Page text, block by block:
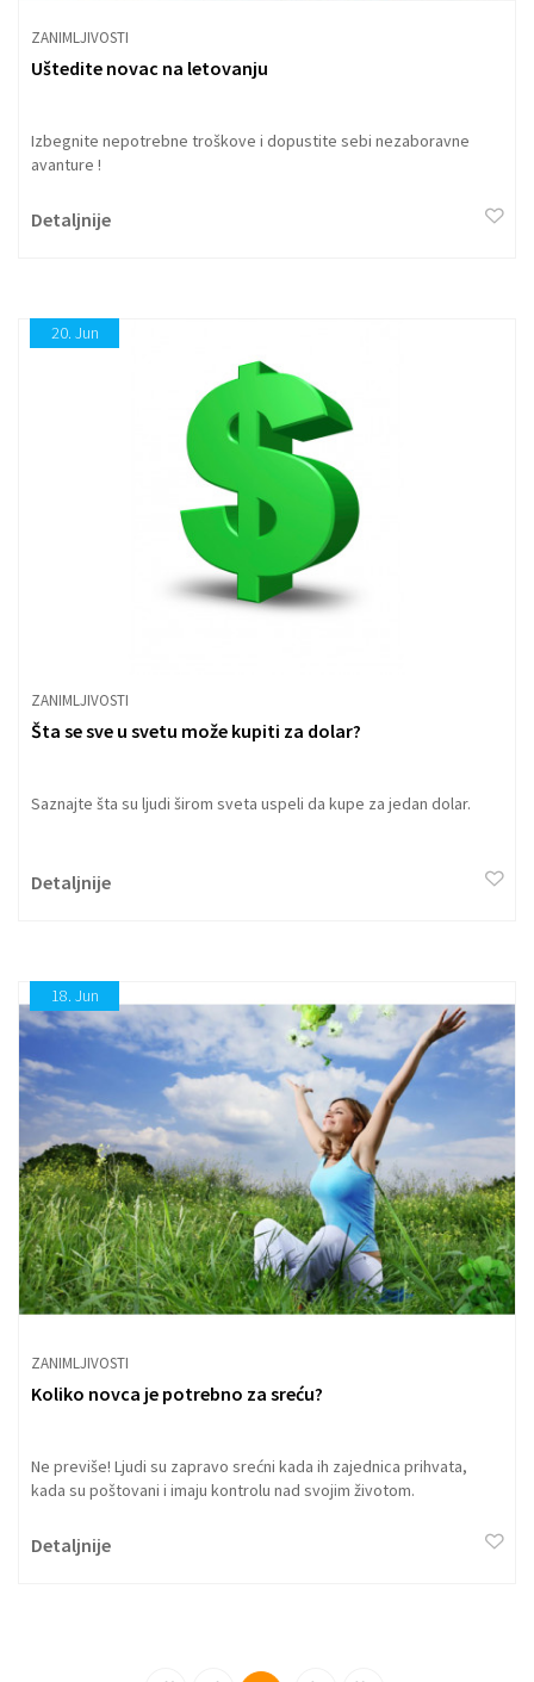
ZANIMLJIVOSTI
Uštedite novac na letovanju
Izbegnite nepotrebne troškove i dopustite sebi nezaboravne
avanture !
Detaljnije
20. Jun
ZANIMLJIVOSTI
Šta se sve u svetu može kupiti za dolar?
Saznajte šta su ljudi širom sveta uspeli da kupe za jedan dolar.
Detaljnije
18. Jun
ZANIMLJIVOSTI
Koliko novca je potrebno za sreću?
Ne previše! Ljudi su zapravo srećni kada ih zajednica prihvata,
kada su poštovani i imaju kontrolu nad svojim životom.
Detaljnije